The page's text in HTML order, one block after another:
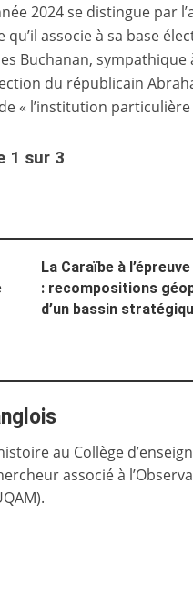
2024 se distingue par
associe à sa base
Buchanan,
du républicain
« l’institution particulière
1 sur 3
La Caraïbe à
: recompositions
d’un bassin
au Collège
associé à